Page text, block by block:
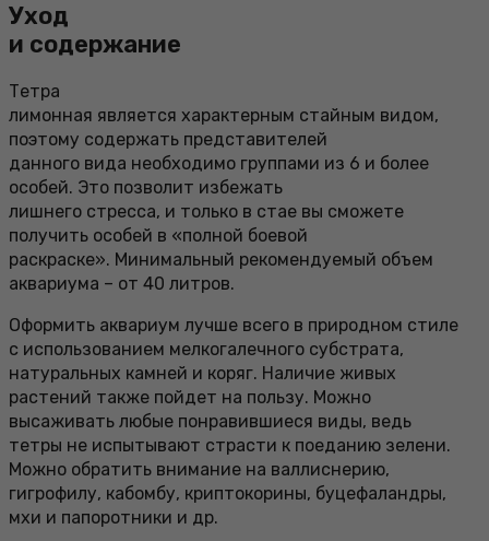
Уход
и содержание
Тетра
лимонная является характерным стайным видом,
поэтому содержать представителей
данного вида необходимо группами из 6 и более
особей. Это позволит избежать
лишнего стресса, и только в стае вы сможете
получить особей в «полной боевой
раскраске». Минимальный рекомендуемый объем
аквариума – от 40 литров.
Оформить аквариум лучше всего в природном стиле
с использованием мелкогалечного субстрата,
натуральных камней и коряг. Наличие живых
растений также пойдет на пользу. Можно
высаживать любые понравившиеся виды, ведь
тетры не испытывают страсти к поеданию зелени.
Можно обратить внимание на валлиснерию,
гигрофилу, кабомбу, криптокорины, буцефаландры,
мхи и папоротники и др.